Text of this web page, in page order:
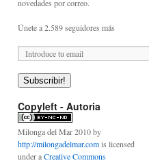
novedades por correo.
Únete a 2.589 seguidores más
i
r
e
c
c
i
ó
n
Subscribir!
Copyleft - Autoria
Milonga del Mar 2010by
http://milongadelmar.comis licensed
under aCreative Commons